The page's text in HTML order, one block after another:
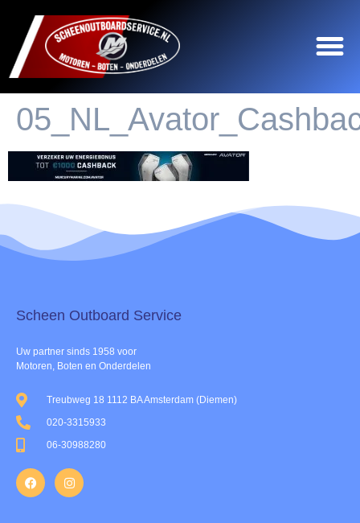
Scheen Outboard Service​
Uw partner sinds 1958 voor
Motoren, Boten en Onderdelen
Treubweg 18 1112 BA Amsterdam (Diemen)
020-3315933
06-30988280